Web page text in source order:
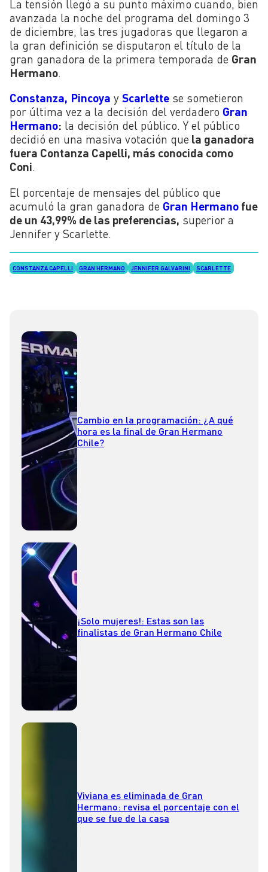
La tensión llegó a su punto máximo cuando, bien
avanzada la noche del programa del domingo 3
de diciembre, las tres jugadoras que llegaron a
la gran definición se disputaron el título de la
gran ganadora de la primera temporada de Gran
Hermano.
Constanza, Pincoya y Scarlette se sometieron
por última vez a la decisión del verdadero Gran
Hermano: la decisión del público. Y el público
decidió en una masiva votación que la ganadora
fuera Contanza Capelli, más conocida como
Coni.
El porcentaje de mensajes del público que
acumuló la gran ganadora de Gran Hermano fue
de un 43,99% de las preferencias, superior a
Jennifer y Scarlette.
CONSTANZA CAPELLI GRAN HERMANO JENNIFER GALVARINI SCARLETTE
Cambio en la programación: ¿A qué
hora es la final de Gran Hermano
Chile?
¡Solo mujeres!: Estas son las
finalistas de Gran Hermano Chile
Viviana es eliminada de Gran
Hermano: revisa el porcentaje con el
que se fue de la casa